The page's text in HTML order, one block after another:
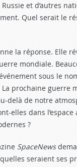
et d’autres
Quel serait le
la réponse. Elle
mondiale.
sous le
La prochaine guerre
delà de notre
elles dans l’espace
?
SpaceNews
seraient ses